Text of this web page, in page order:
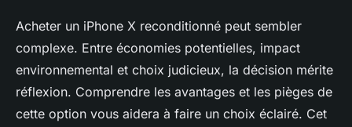
Acheter un iPhone X
reconditionné : est-ce une
bonne ou mauvaise idée ?
admin •10 juin 2024 •2 min de lecture
Acheter un iPhone X reconditionné peut sembler
complexe. Entre économies potentielles, impact
environnemental et choix judicieux, la décision mérite
réflexion. Comprendre les avantages et les pièges de
cette option vous aidera à faire un choix éclairé. Cet